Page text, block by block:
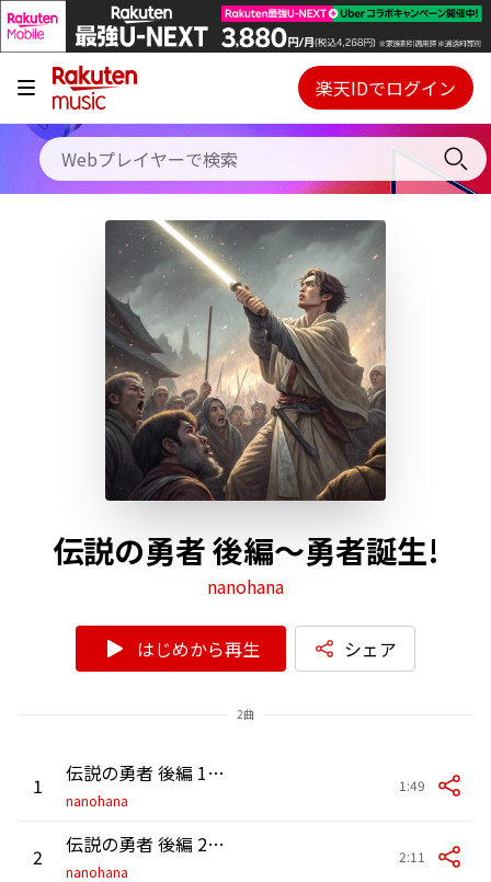
キャンペーン
料金プラン
使い方
初回30日間無料お試し
Webプレイヤー
ご契約内容の確認・変更
楽天IDでログイン
伝説の勇者 後編～勇者誕生!
nanohana
はじめから再生 シェア
2曲
1 伝説の勇者 後編 1～人々の願い
nanohana
1:49
2 伝説の勇者 後編 2～勇者誕生!
nanohana
2:11